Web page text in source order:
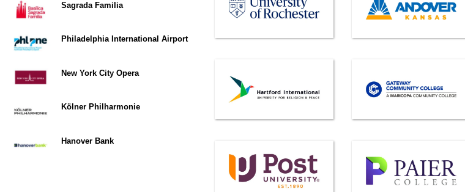
Sagrada Familia
Philadelphia International Airport
New York City Opera
Kölner Philharmonie
Hanover Bank